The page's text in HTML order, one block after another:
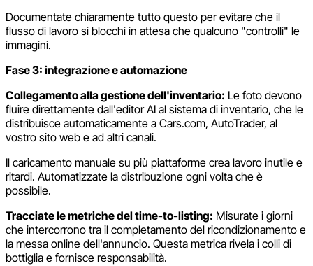
Documentate chiaramente tutto questo per evitare che il
flusso di lavoro si blocchi in attesa che qualcuno "controlli" le
immagini.
Fase 3: integrazione e automazione
Collegamento alla gestione dell'inventario: Le foto devono
fluire direttamente dall'editor AI al sistema di inventario, che le
distribuisce automaticamente a Cars.com, AutoTrader, al
vostro sito web e ad altri canali.
Il caricamento manuale su più piattaforme crea lavoro inutile e
ritardi. Automatizzate la distribuzione ogni volta che è
possibile.
Tracciate le metriche del time-to-listing: Misurate i giorni
che intercorrono tra il completamento del ricondizionamento e
la messa online dell'annuncio. Questa metrica rivela i colli di
bottiglia e fornisce responsabilità.